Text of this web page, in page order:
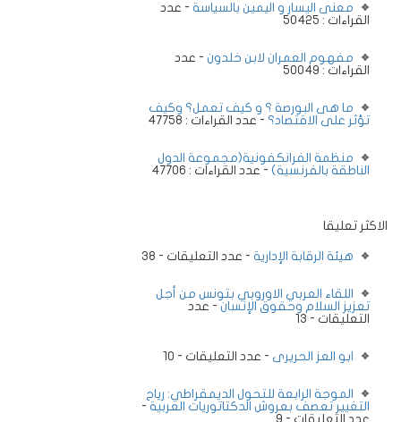
معنى اليسار و اليمين بالسياسة - عدد
القراءات : 50425
مفهوم العمران لابن خلدون - عدد
القراءات : 50049
ما هى البورصة ؟ و كيف تعمل؟ وكيف
تؤثر على الاقتصاد؟ - عدد القراءات : 47758
منظمة الفرانكفونية(مجموعة الدول
الناطقة بالفرنسية) - عدد القراءات : 47706
الاكثر تعليقا
هيئة الرقابة الإدارية - عدد التعليقات - 38
اللقاء العربي الاوروبي بتونس من أجل
تعزيز السلام وحقوق الإنسان - عدد
التعليقات - 13
ابو العز الحريرى - عدد التعليقات - 10
الموجة الرابعة للتحول الديمقراطي: رياح
التغيير تعصف بعروش الدكتاتوريات العربية -
عدد التعليقات - 9